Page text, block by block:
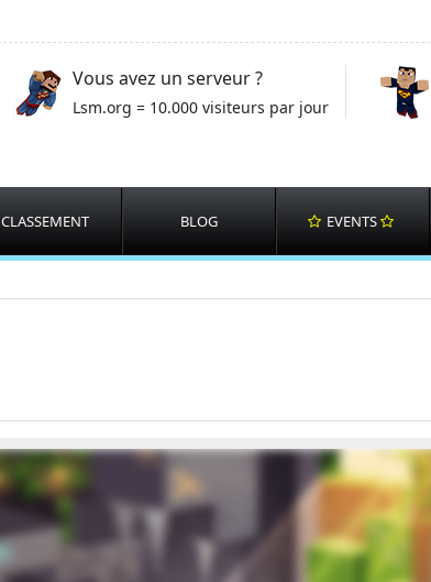
Vous avez un serveur ?
Lsm.org = 10.000 visiteurs par jour
CLASSEMENT BLOG EVENTS